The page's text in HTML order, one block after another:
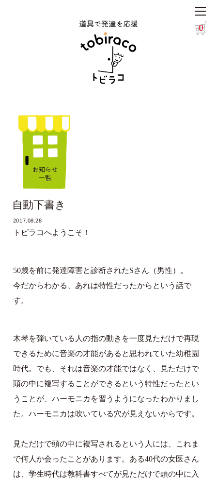
0
自動下書き
2017.08.28
トビラコへようこそ！
50歳を前に発達障害と診断されたSさん（男性）。
今だからわかる、あれは特性だったからという話で
す。
木琴を弾いている人の指の動きを一度見ただけで再現
できるために音楽の才能があると思われていた幼稚園
時代。でも、それは音楽の才能ではなく、見ただけで
頭の中に複写することができるという特性だったとい
うことが、ハーモニカを習うようになったわかりまし
た。ハーモニカは吹いている穴が見えないからです。
見ただけで頭の中に複写されるという人には、これま
で何人か会ったことがあります。ある40代の女医さん
は、学生時代は教科書すべてが見ただけで頭の中に入